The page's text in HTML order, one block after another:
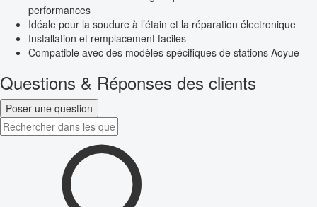
performances
Idéale pour la soudure à l’étain et la réparation électronique
Installation et remplacement faciles
Compatible avec des modèles spécifiques de stations Aoyue
Questions & Réponses des clients
Poser une question